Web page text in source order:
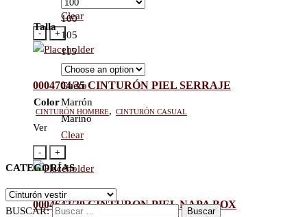
Clear
- +
0004704/35 CINTURÓN PIEL SERRAJE
Cinturón hombre, Cinturón casual
Ver
Talla
100
105
115
Color
Cuero
Marrón
Marino
Clear
- +
0004643/30 CINTURON PIEL NAPA BOX
CATEGORÍAS
BUSCAR: